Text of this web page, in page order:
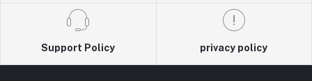
Support Policy privacy policy